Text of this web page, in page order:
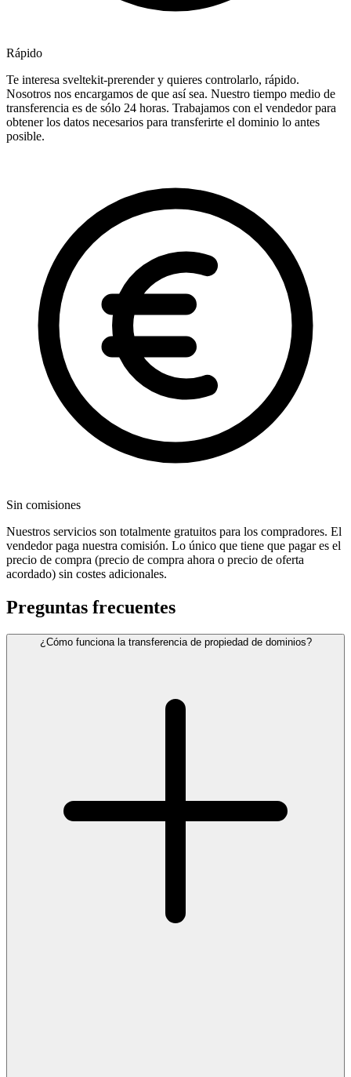
Rápido
Te interesa sveltekit-prerender y quieres controlarlo, rápido.
Nosotros nos encargamos de que así sea. Nuestro tiempo medio de
transferencia es de sólo 24 horas. Trabajamos con el vendedor para
obtener los datos necesarios para transferirte el dominio lo antes
posible.
Sin comisiones
Nuestros servicios son totalmente gratuitos para los compradores. El
vendedor paga nuestra comisión. Lo único que tiene que pagar es el
precio de compra (precio de compra ahora o precio de oferta
acordado) sin costes adicionales.
Preguntas frecuentes
¿Cómo funciona la transferencia de propiedad de dominios?